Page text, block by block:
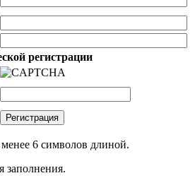
регистрации
6 символов длиной.
заполнения.